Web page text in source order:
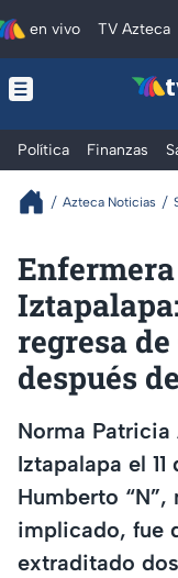
en vivo TV Azteca
Política Finanzas
Azteca Noticias
regresa
después
Norma Patricia
Iztapalapa el
Humberto
implicado, fue
extraditado